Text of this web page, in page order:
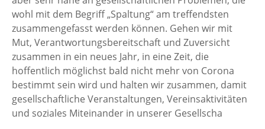
wohl mit dem Begriff „Spaltung“ am treffendsten
zusammengefasst werden können. Gehen wir mit
Mut, Verantwortungsbereitschaft und Zuversicht
zusammen in ein neues Jahr, in eine Zeit, die
hoffentlich möglichst bald nicht mehr von Corona
bestimmt sein wird und halten wir zusammen, damit
gesellschaftliche Veranstaltungen, Vereinsaktivitäten
und soziales Miteinander in unserer Gesellscha